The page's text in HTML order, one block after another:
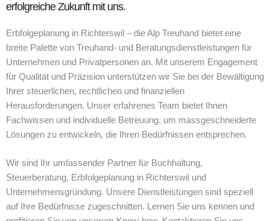
erfolgreiche Zukunft mit uns.
Erbfolgeplanung in Richterswil – die Alp Treuhand bietet eine
breite Palette von Treuhand- und Beratungsdienstleistungen für
Unternehmen und Privatpersonen an. Mit unserem Engagement
für Qualität und Präzision unterstützen wir Sie bei der Bewältigung
Ihrer steuerlichen, rechtlichen und finanziellen
Herausforderungen. Unser erfahrenes Team bietet Ihnen
Fachwissen und individuelle Betreuung, um massgeschneiderte
Lösungen zu entwickeln, die Ihren Bedürfnissen entsprechen.
Wir sind Ihr umfassender Partner für Buchhaltung,
Steuerberatung, Erbfolgeplanung in Richterswil und
Unternehmensgründung. Unsere Dienstleistungen sind speziell
auf Ihre Bedürfnisse zugeschnitten. Lernen Sie uns kennen und